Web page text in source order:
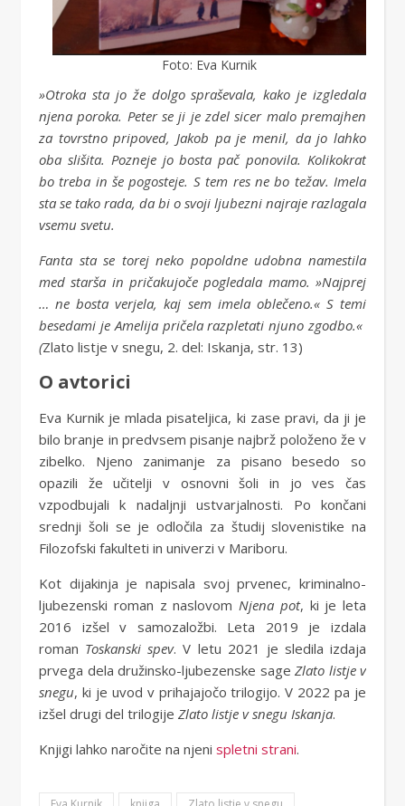
Foto: Eva Kurnik
»Otroka sta jo že dolgo spraševala, kako je izgledala
njena poroka. Peter se ji je zdel sicer malo premajhen
za tovrstno pripoved, Jakob pa je menil, da jo lahko
oba slišita. Pozneje jo bosta pač ponovila. Kolikokrat
bo treba in še pogosteje. S tem res ne bo težav. Imela
sta se tako rada, da bi o svoji ljubezni najraje razlagala
vsemu svetu.
Fanta sta se torej neko popoldne udobna namestila
med starša in pričakujoče pogledala mamo. »Najprej
… ne bosta verjela, kaj sem imela oblečeno.« S temi
besedami je Amelija pričela razpletati njuno zgodbo.«
(Zlato listje v snegu, 2. del: Iskanja, str. 13)
O avtorici
Eva Kurnik je mlada pisateljica, ki zase pravi, da ji je
bilo branje in predvsem pisanje najbrž položeno že v
zibelko. Njeno zanimanje za pisano besedo so
opazili že učitelji v osnovni šoli in jo ves čas
vzpodbujali k nadaljnji ustvarjalnosti. Po končani
srednji šoli se je odločila za študij slovenistike na
Filozofski fakulteti in univerzi v Mariboru.
Kot dijakinja je napisala svoj prvenec, kriminalno-
ljubezenski roman z naslovom Njena pot, ki je leta
2016 izšel v samozaložbi. Leta 2019 je izdala
roman Toskanski spev. V letu 2021 je sledila izdaja
prvega dela družinsko-ljubezenske sage Zlato listje v
snegu, ki je uvod v prihajajočo trilogijo. V 2022 pa je
izšel drugi del trilogije Zlato listje v snegu Iskanja.
Knjigi lahko naročite na njeni spletni strani.